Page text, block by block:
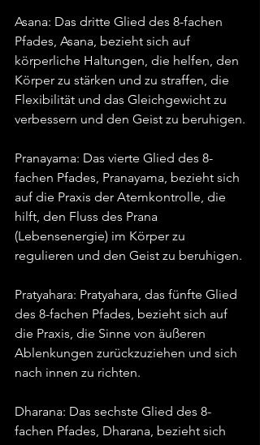
Asana: Das dritte Glied des 8-fachen
Pfades, Asana, bezieht sich auf
körperliche Haltungen, die helfen, den
Körper zu stärken und zu straffen, die
Flexibilität und das Gleichgewicht zu
verbessern und den Geist zu beruhigen.
Pranayama: Das vierte Glied des 8-
fachen Pfades, Pranayama, bezieht sich
auf die Praxis der Atemkontrolle, die
hilft, den Fluss des Prana
(Lebensenergie) im Körper zu
regulieren und den Geist zu beruhigen.
Pratyahara: Pratyahara, das fünfte Glied
des 8-fachen Pfades, bezieht sich auf
die Praxis, die Sinne von äußeren
Ablenkungen zurückzuziehen und sich
nach innen zu richten.
Dharana: Das sechste Glied des 8-
fachen Pfades, Dharana, bezieht sich